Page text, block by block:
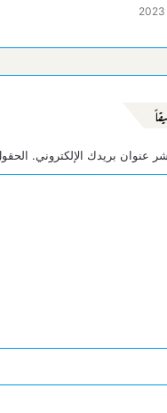
عنوان بريدك الإلكتروني.